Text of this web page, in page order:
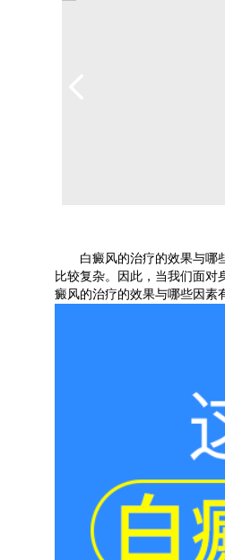
白癜风的治疗的效果与哪
比较复杂。因此，当我们面对
癜风的治疗的效果与哪些因素